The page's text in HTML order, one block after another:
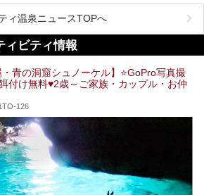
は全国各地の温泉地にありますが、特に九州地方は
が古くから発展し、質・量ともに大変充実。九州
王国”といっても決して過言では無いでしょう。
在住の九州の温泉ライターである筆者が過去入浴
、源泉かけ流しと泉質の良さにこだわって九州の
考にされてみて下さい！
ィ温泉ニュースTOPへ
ィビティ情報
・青の洞窟シュノーケル】⭐GoPro写真撮
付け無料♥️2歳～ご家族・カップル・お仲
126